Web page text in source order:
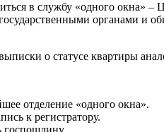
в службу «одного окна»
органами и
о статусе квартиры
отделение «одного окна».
к регистратору.